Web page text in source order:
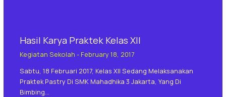
Hasil Karya Praktek Kelas XII
Kegiatan Sekolah - February 18, 2017
Sabtu, 18 Februari 2017, Kelas XII Sedang Melaksanakan
Praktek Pastry Di SMK Mahadhika 3 Jakarta, Yang Di
Bimbing…